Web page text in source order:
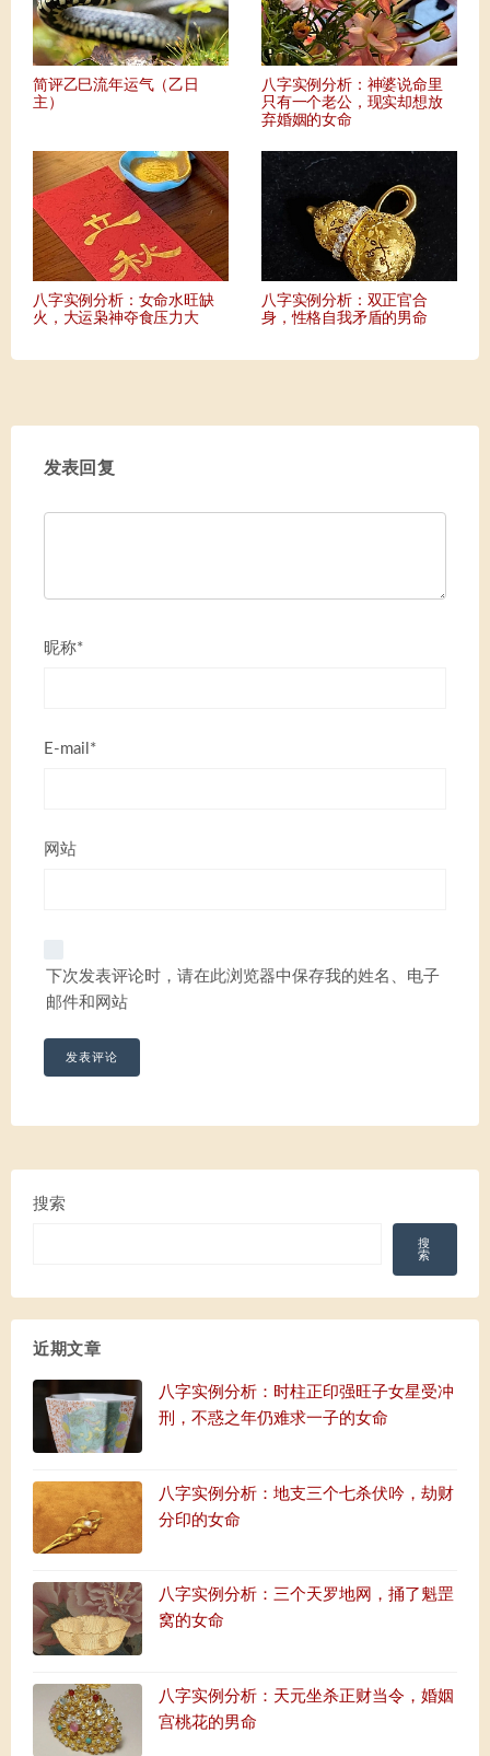
简评乙巳流年运气（乙日
主）
八字实例分析：神婆说命里
只有一个老公，现实却想放
弃婚姻的女命
八字实例分析：女命水旺缺
火，大运枭神夺食压力大
八字实例分析：双正官合
身，性格自我矛盾的男命
发表回复
昵称*
E-mail*
网站
下次发表评论时，请在此浏览器中保存我的姓名、电子
邮件和网站
搜索
搜
索
近期文章
八字实例分析：时柱正印强旺子女星受冲
刑，不惑之年仍难求一子的女命
八字实例分析：地支三个七杀伏吟，劫财
分印的女命
八字实例分析：三个天罗地网，捅了魁罡
窝的女命
八字实例分析：天元坐杀正财当令，婚姻
宫桃花的男命